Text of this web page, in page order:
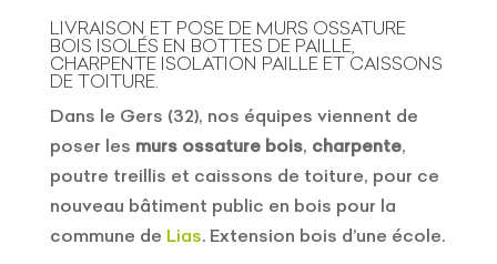
LIVRAISON ET POSE DE MURS OSSATURE
BOIS ISOLÉS EN BOTTES DE PAILLE,
CHARPENTE ISOLATION PAILLE ET CAISSONS
DE TOITURE.
Dans le Gers (32), nos équipes viennent de
poser les murs ossature bois, charpente,
poutre treillis et caissons de toiture, pour ce
nouveau bâtiment public en bois pour la
commune de Lias. Extension bois d’une école.